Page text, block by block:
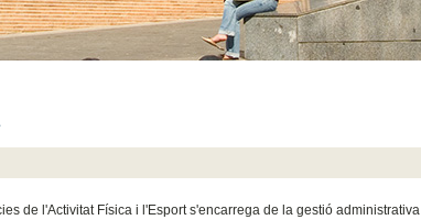
de l'Activitat Física i l'Esport s'encarrega de la gestió